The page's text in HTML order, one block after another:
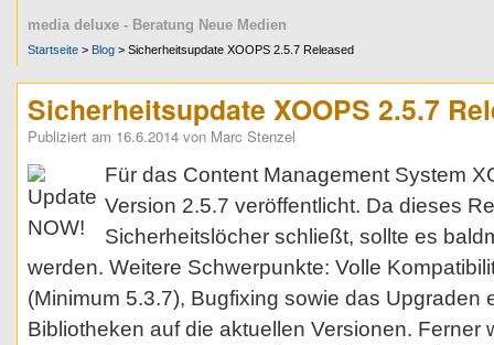
media deluxe - Beratung Neue Medien
Startseite > Blog > Sicherheitsupdate XOOPS 2.5.7 Released
Sicherheitsupdate XOOPS 2.5.7
Publiziert am 16.6.2014 von Marc Stenzel
Für das Content Management System
Version 2.5.7 veröffentlicht. Da dieses
Sicherheitslöcher schließt, sollte es
werden. Weitere Schwerpunkte: Volle
(Minimum 5.3.7), Bugfixing sowie das Upgraden
Bibliotheken auf die aktuellen Versionen. Ferner